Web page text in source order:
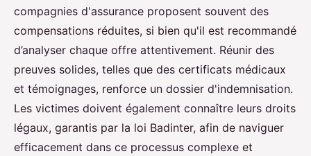
compagnies d'assurance proposent souvent des
compensations réduites, si bien qu'il est recommandé
d’analyser chaque offre attentivement. Réunir des
preuves solides, telles que des certificats médicaux
et témoignages, renforce un dossier d'indemnisation.
Les victimes doivent également connaître leurs droits
légaux, garantis par la loi Badinter, afin de naviguer
efficacement dans ce processus complexe et